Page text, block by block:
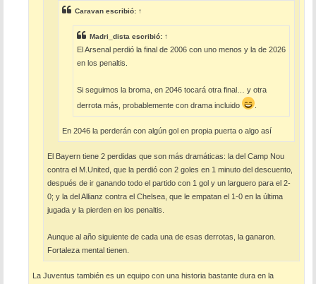
Caravan escribió: ↑
Madri_dista escribió: ↑
El Arsenal perdió la final de 2006 con uno menos y la de 2026
en los penaltis.
Si seguimos la broma, en 2046 tocará otra final… y otra
derrota más, probablemente con drama incluido
En 2046 la perderán con algún gol en propia puerta o algo así
El Bayern tiene 2 perdidas que son más dramáticas: la del Camp Nou
contra el M.United, que la perdió con 2 goles en 1 minuto del descuento,
después de ir ganando todo el partido con 1 gol y un larguero para el 2-
0; y la del Allianz contra el Chelsea, que le empatan el 1-0 en la última
jugada y la pierden en los penaltis.
Aunque al año siguiente de cada una de esas derrotas, la ganaron.
Fortaleza mental tienen.
La Juventus también es un equipo con una historia bastante dura en la